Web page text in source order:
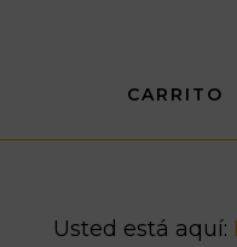
CARRITO
Usted está aquí: